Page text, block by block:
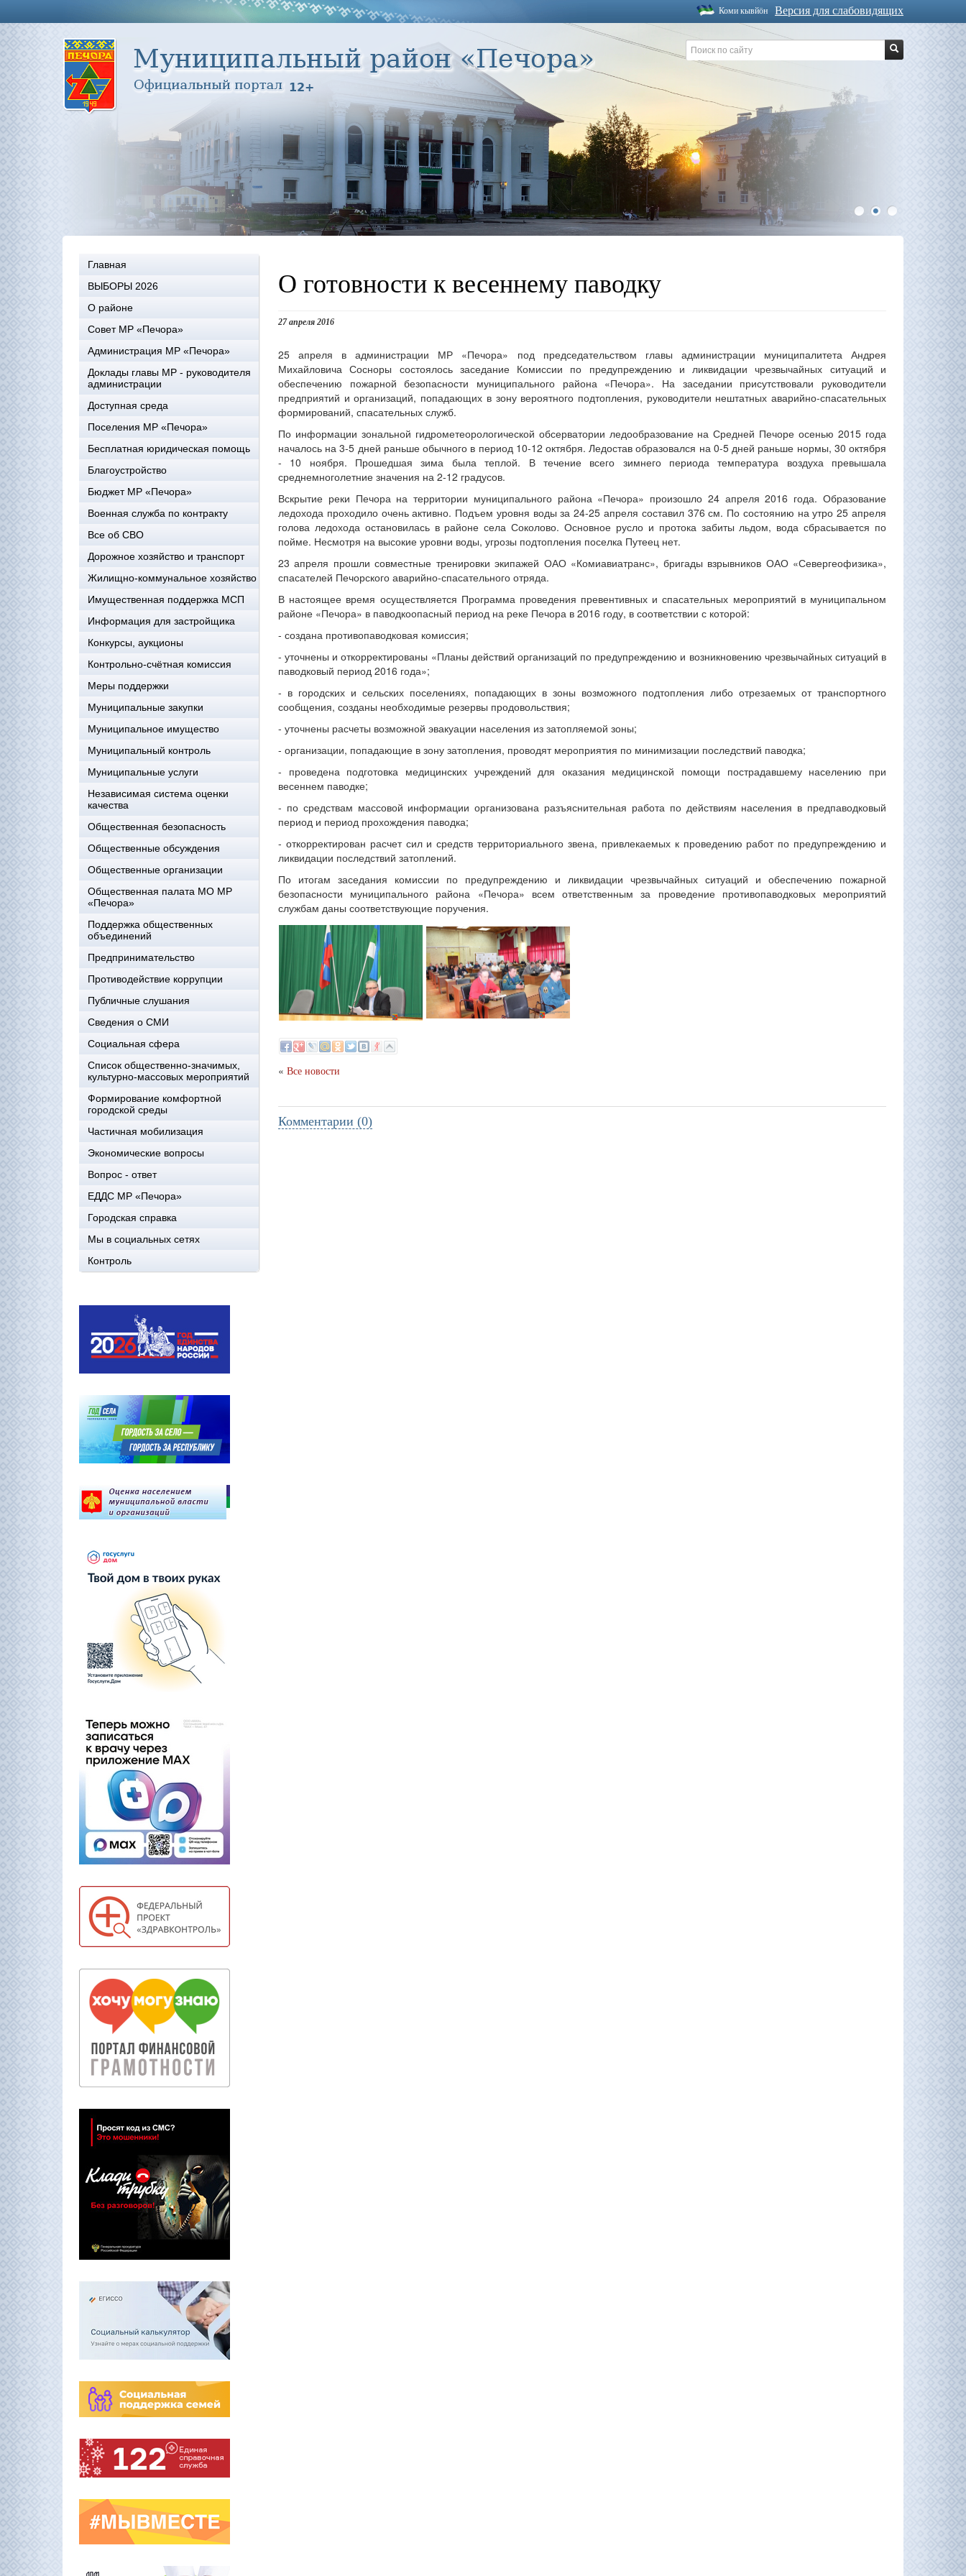
Версия для слабовидящих
Коми кывйöн
1 2 3
Главная
ВЫБОРЫ 2026
О районе
Совет МР «Печора»
Администрация МР «Печора»
Доклады главы МР - руководителя
администрации
Доступная среда
Поселения МР «Печора»
Бесплатная юридическая помощь
Благоустройство
Бюджет МР «Печора»
Военная служба по контракту
Все об СВО
Дорожное хозяйство и транспорт
Жилищно-коммунальное хозяйство
Имущественная поддержка МСП
Информация для застройщика
Конкурсы, аукционы
Контрольно-счётная комиссия
Меры поддержки
Муниципальные закупки
Муниципальное имущество
Муниципальный контроль
Муниципальные услуги
Независимая система оценки
качества
Общественная безопасность
Общественные обсуждения
Общественные организации
Общественная палата МО МР
«Печора»
Поддержка общественных
объединений
Предпринимательство
Противодействие коррупции
Публичные слушания
Сведения о СМИ
Социальная сфера
Список общественно-значимых,
культурно-массовых мероприятий
Формирование комфортной
городской среды
Частичная мобилизация
Экономические вопросы
Вопрос - ответ
ЕДДС МР «Печора»
Городская справка
Мы в социальных сетях
Контроль
О готовности к весеннему паводку
27 апреля 2016
25 апреля в администрации МР «Печора» под председательством главы администрации муниципалитета Андрея
Михайловича Сосноры состоялось заседание Комиссии по предупреждению и ликвидации чрезвычайных ситуаций и
обеспечению пожарной безопасности муниципального района «Печора». На заседании присутствовали руководители
предприятий и организаций, попадающих в зону вероятного подтопления, руководители нештатных аварийно-спасательных
формирований, спасательных служб.
По информации зональной гидрометеорологической обсерватории ледообразование на Средней Печоре осенью 2015 года
началось на 3-5 дней раньше обычного в период 10-12 октября. Ледостав образовался на 0-5 дней раньше нормы, 30 октября
- 10 ноября. Прошедшая зима была теплой. В течение всего зимнего периода температура воздуха превышала
среднемноголетние значения на 2-12 градусов.
Вскрытие реки Печора на территории муниципального района «Печора» произошло 24 апреля 2016 года. Образование
ледохода проходило очень активно. Подъем уровня воды за 24-25 апреля составил 376 см. По состоянию на утро 25 апреля
голова ледохода остановилась в районе села Соколово. Основное русло и протока забиты льдом, вода сбрасывается по
пойме. Несмотря на высокие уровни воды, угрозы подтопления поселка Путеец нет.
23 апреля прошли совместные тренировки экипажей ОАО «Комиавиатранс», бригады взрывников ОАО «Севергеофизика»,
спасателей Печорского аварийно-спасательного отряда.
В настоящее время осуществляется Программа проведения превентивных и спасательных мероприятий в муниципальном
районе «Печора» в паводкоопасный период на реке Печора в 2016 году, в соответствии с которой:
- создана противопаводковая комиссия;
- уточнены и откорректированы «Планы действий организаций по предупреждению и возникновению чрезвычайных ситуаций в
паводковый период 2016 года»;
- в городских и сельских поселениях, попадающих в зоны возможного подтопления либо отрезаемых от транспортного
сообщения, созданы необходимые резервы продовольствия;
- уточнены расчеты возможной эвакуации населения из затопляемой зоны;
- организации, попадающие в зону затопления, проводят мероприятия по минимизации последствий паводка;
- проведена подготовка медицинских учреждений для оказания медицинской помощи пострадавшему населению при
весеннем паводке;
- по средствам массовой информации организована разъяснительная работа по действиям населения в предпаводковый
период и период прохождения паводка;
- откорректирован расчет сил и средств территориального звена, привлекаемых к проведению работ по предупреждению и
ликвидации последствий затоплений.
По итогам заседания комиссии по предупреждению и ликвидации чрезвычайных ситуаций и обеспечению пожарной
безопасности муниципального района «Печора» всем ответственным за проведение противопаводковых мероприятий
службам даны соответствующие поручения.
« Все новости
Комментарии (0)